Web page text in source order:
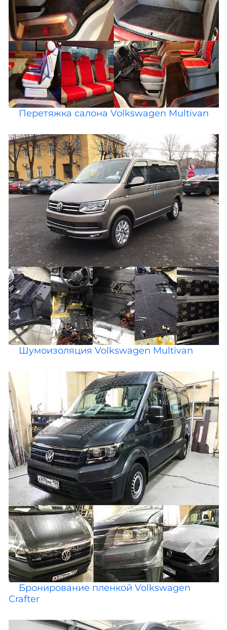
Перетяжка салона Volkswagen Multivan
Шумоизоляция Volkswagen Multivan
Бронирование пленкой Volkswagen
Crafter